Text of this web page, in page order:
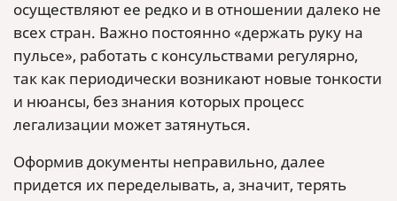
осуществляют ее редко и в отношении далеко не
всех стран. Важно постоянно «держать руку на
пульсе», работать с консульствами регулярно,
так как периодически возникают новые тонкости
и нюансы, без знания которых процесс
легализации может затянуться.
Оформив документы неправильно, далее
придется их переделывать, а, значит, терять